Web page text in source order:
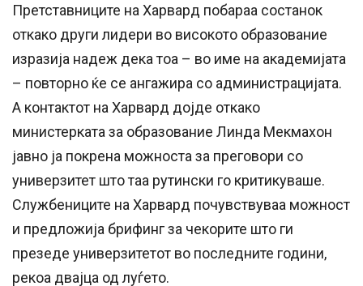
Претставниците на Харвард побараа состанок
откако други лидери во високото образование
изразија надеж дека тоа – во име на академијата
– повторно ќе се ангажира со администрацијата.
А контактот на Харвард дојде откако
министерката за образование Линда Мекмахон
јавно ја покрена можноста за преговори со
универзитет што таа рутински го критикуваше.
Службениците на Харвард почувствуваа можност
и предложија брифинг за чекорите што ги
презеде универзитетот во последните години,
рекоа двајца од луѓето.